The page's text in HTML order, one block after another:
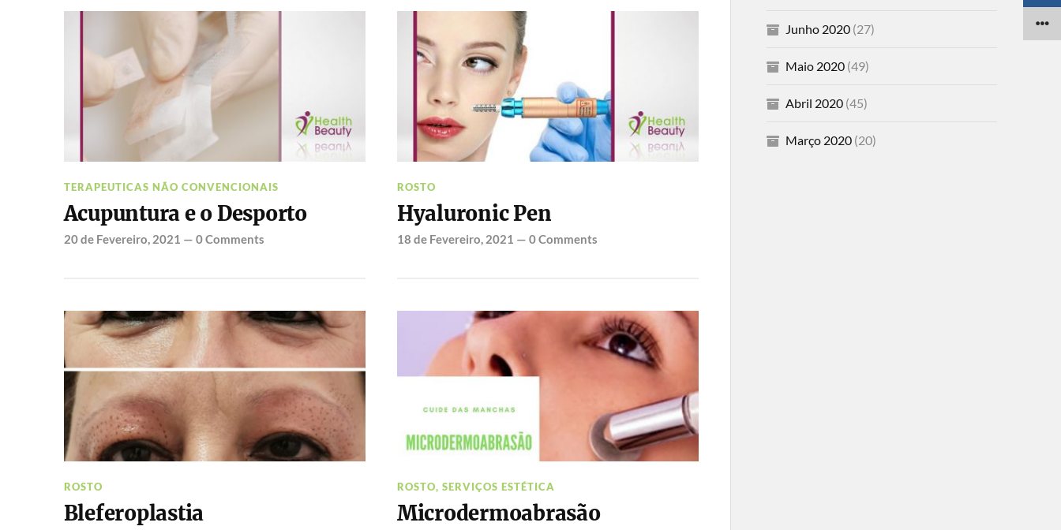
TERAPEUTICAS NÃO CONVENCIONAIS
Acupuntura e o Desporto
20 de Fevereiro, 2021 — 0 Comments
ROSTO
Hyaluronic Pen
18 de Fevereiro, 2021 — 0 Comments
ROSTO
Bleferoplastia
ROSTO, SERVIÇOS ESTÉTICA
Microdermoabrasão
Junho 2020(27)
Maio 2020(49)
Abril 2020(45)
Março 2020(20)